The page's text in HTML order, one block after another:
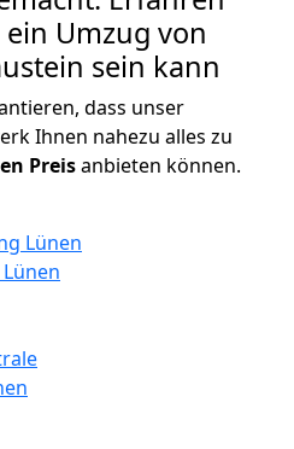
Umzug von
sein kann
dass unser
Ihnen nahezu alles zu
Preisanbieten können.
Lünen